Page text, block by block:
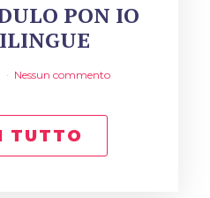
PON IO
Nessun commento
TUTTO